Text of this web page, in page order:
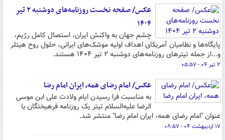
عکس/ صفحه نخست روزنامه‌های دوشنبه ۲ تیر
۱۴۰۴
چشم جهان به واکنش ایران، استصال کامل رژیم،
پایگاه‌ها و نظامیان آمریکای اهداف اولیه موشک‌های ایرانی، حلول روح هیتلر
و...از جمله تیترهای روزنامه‌های دوشنبه ۲ تیر ۱۴۰۴ هستند.
۲ تیر ۰۴ - ۰۵:۵۷
عکس/ امام رضای همه، ایران امام رضا
به مناسبت فرا رسیدن ایام ولادت علی ابن موسی
الرضا علیه‌السلام تیتر یک روزنامه فرهیختگان با
عنوان "امام رضای همه، ایران امام رضا" منتشر شد.
۱۷ اردیبهشت ۰۴ - ۰۸:۵۷